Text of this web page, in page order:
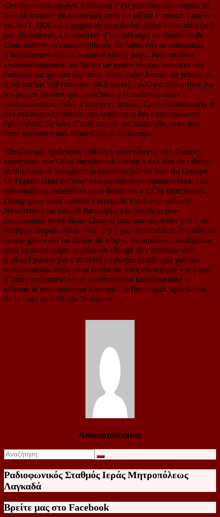
Ces dernières années, Chatspin s’est positionnée comme un
lieu où trouver de nouveaux amis ou même l’amour. Lancée
en 2017, HOLLA a gagné en popularité grâce à son interface
par glissement, à la manière d’un mélange de Tinder et de
Chatroulette, et compte plus de 30 hundreds of thousands
d’utilisateurs dans a hundred ninety pays. Pour utiliser
systématiquement les filtres de genre/région, envoyer des
cadeaux ou ajouter des amis, vous aurez besoin de jetons ou
d’un forfait VIP (environ 20 $/mois). LivU est très utilisé par
les jeunes adultes qui cherchent à se faire des amis
internationaux, voire à trouver l’amour. Liens émotionnels et
des échanges culturels, pas seulement des conversations
éphémères. Sa base d’utilisateurs est mondiale, avec une
forte présence aux États-Unis et en Europe.
Elles seront également utilisées sous réserve des choices
souscrites, par CCM Benchmark Group à des fins de ciblage
publicitaire et prospection commerciale au sein du Groupe
Le Figaro, ainsi qu’avec nos partenaires commerciaux. Les
informations recueillies sont destinées à CCM Benchmark
Group pour vous assurer l’envoi de votre e-newsletter.
Newsletters du monde Participez à la soirée et pré-
commandez votre Bilan Chaque jour une nouvelle grille de
Philippe Dupuis Mais « s’il n’y a pas de bénéfice, le moindre
risque grave est un risque de trop », reconnaît-il, soulignant
plus largement que la prise en charge de l’arthrose doit
d’abord passer par l’activité physique plutôt que par des
médicaments. Mais cette forme de toux chronique « n’a pas
d’autre traitement et est extrêmement handicapante »,
affirme le pneumologue Laurent Guilleminault, spécialiste
de la toux au CHU de Toulouse.
Admninistrator
Ραδιοφωνικός Σταθμός Ιεράς Μητροπόλεως
Λαγκαδά
Βρείτε μας στο Facebook